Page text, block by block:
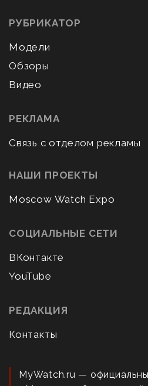
РУБРИКАТОР
Модели
Обзоры
Видео
РЕКЛАМА
Связь с отделом рекламы
НАШИ ПРОЕКТЫ
Moscow Watch Expo
СОЦИАЛЬНЫЕ СЕТИ
ВКонтакте
YouTube
РЕДАКЦИЯ
Контакты
MyWatch.ru —